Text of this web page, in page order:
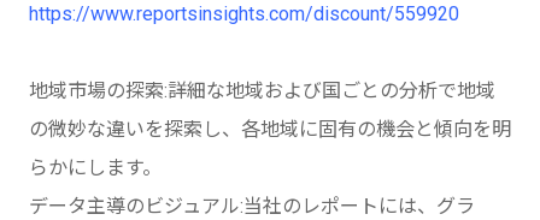
https://www.reportsinsights.com/discount/559920
地域市場の探索:詳細な地域および国ごとの分析で地域
の微妙な違いを探索し、各地域に固有の機会と傾向を明
らかにします。
データ主導のビジュアル:当社のレポートには、グラ